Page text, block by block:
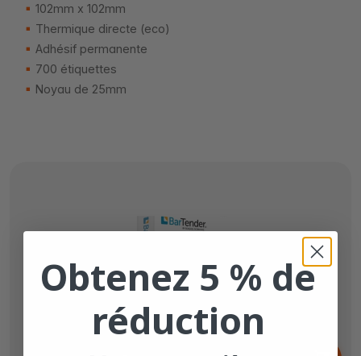
102mm x 102mm
Thermique directe (eco)
Adhésif permanente
700 étiquettes
Noyau de 25mm
Obtenez 5 % de
réduction